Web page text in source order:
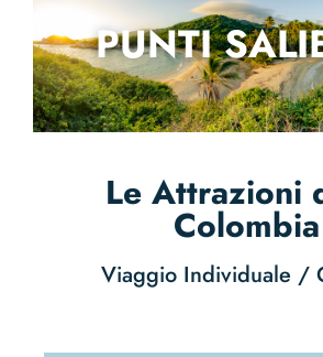
PUNTI
Le Attrazioni
Colombia
Viaggio Individuale /